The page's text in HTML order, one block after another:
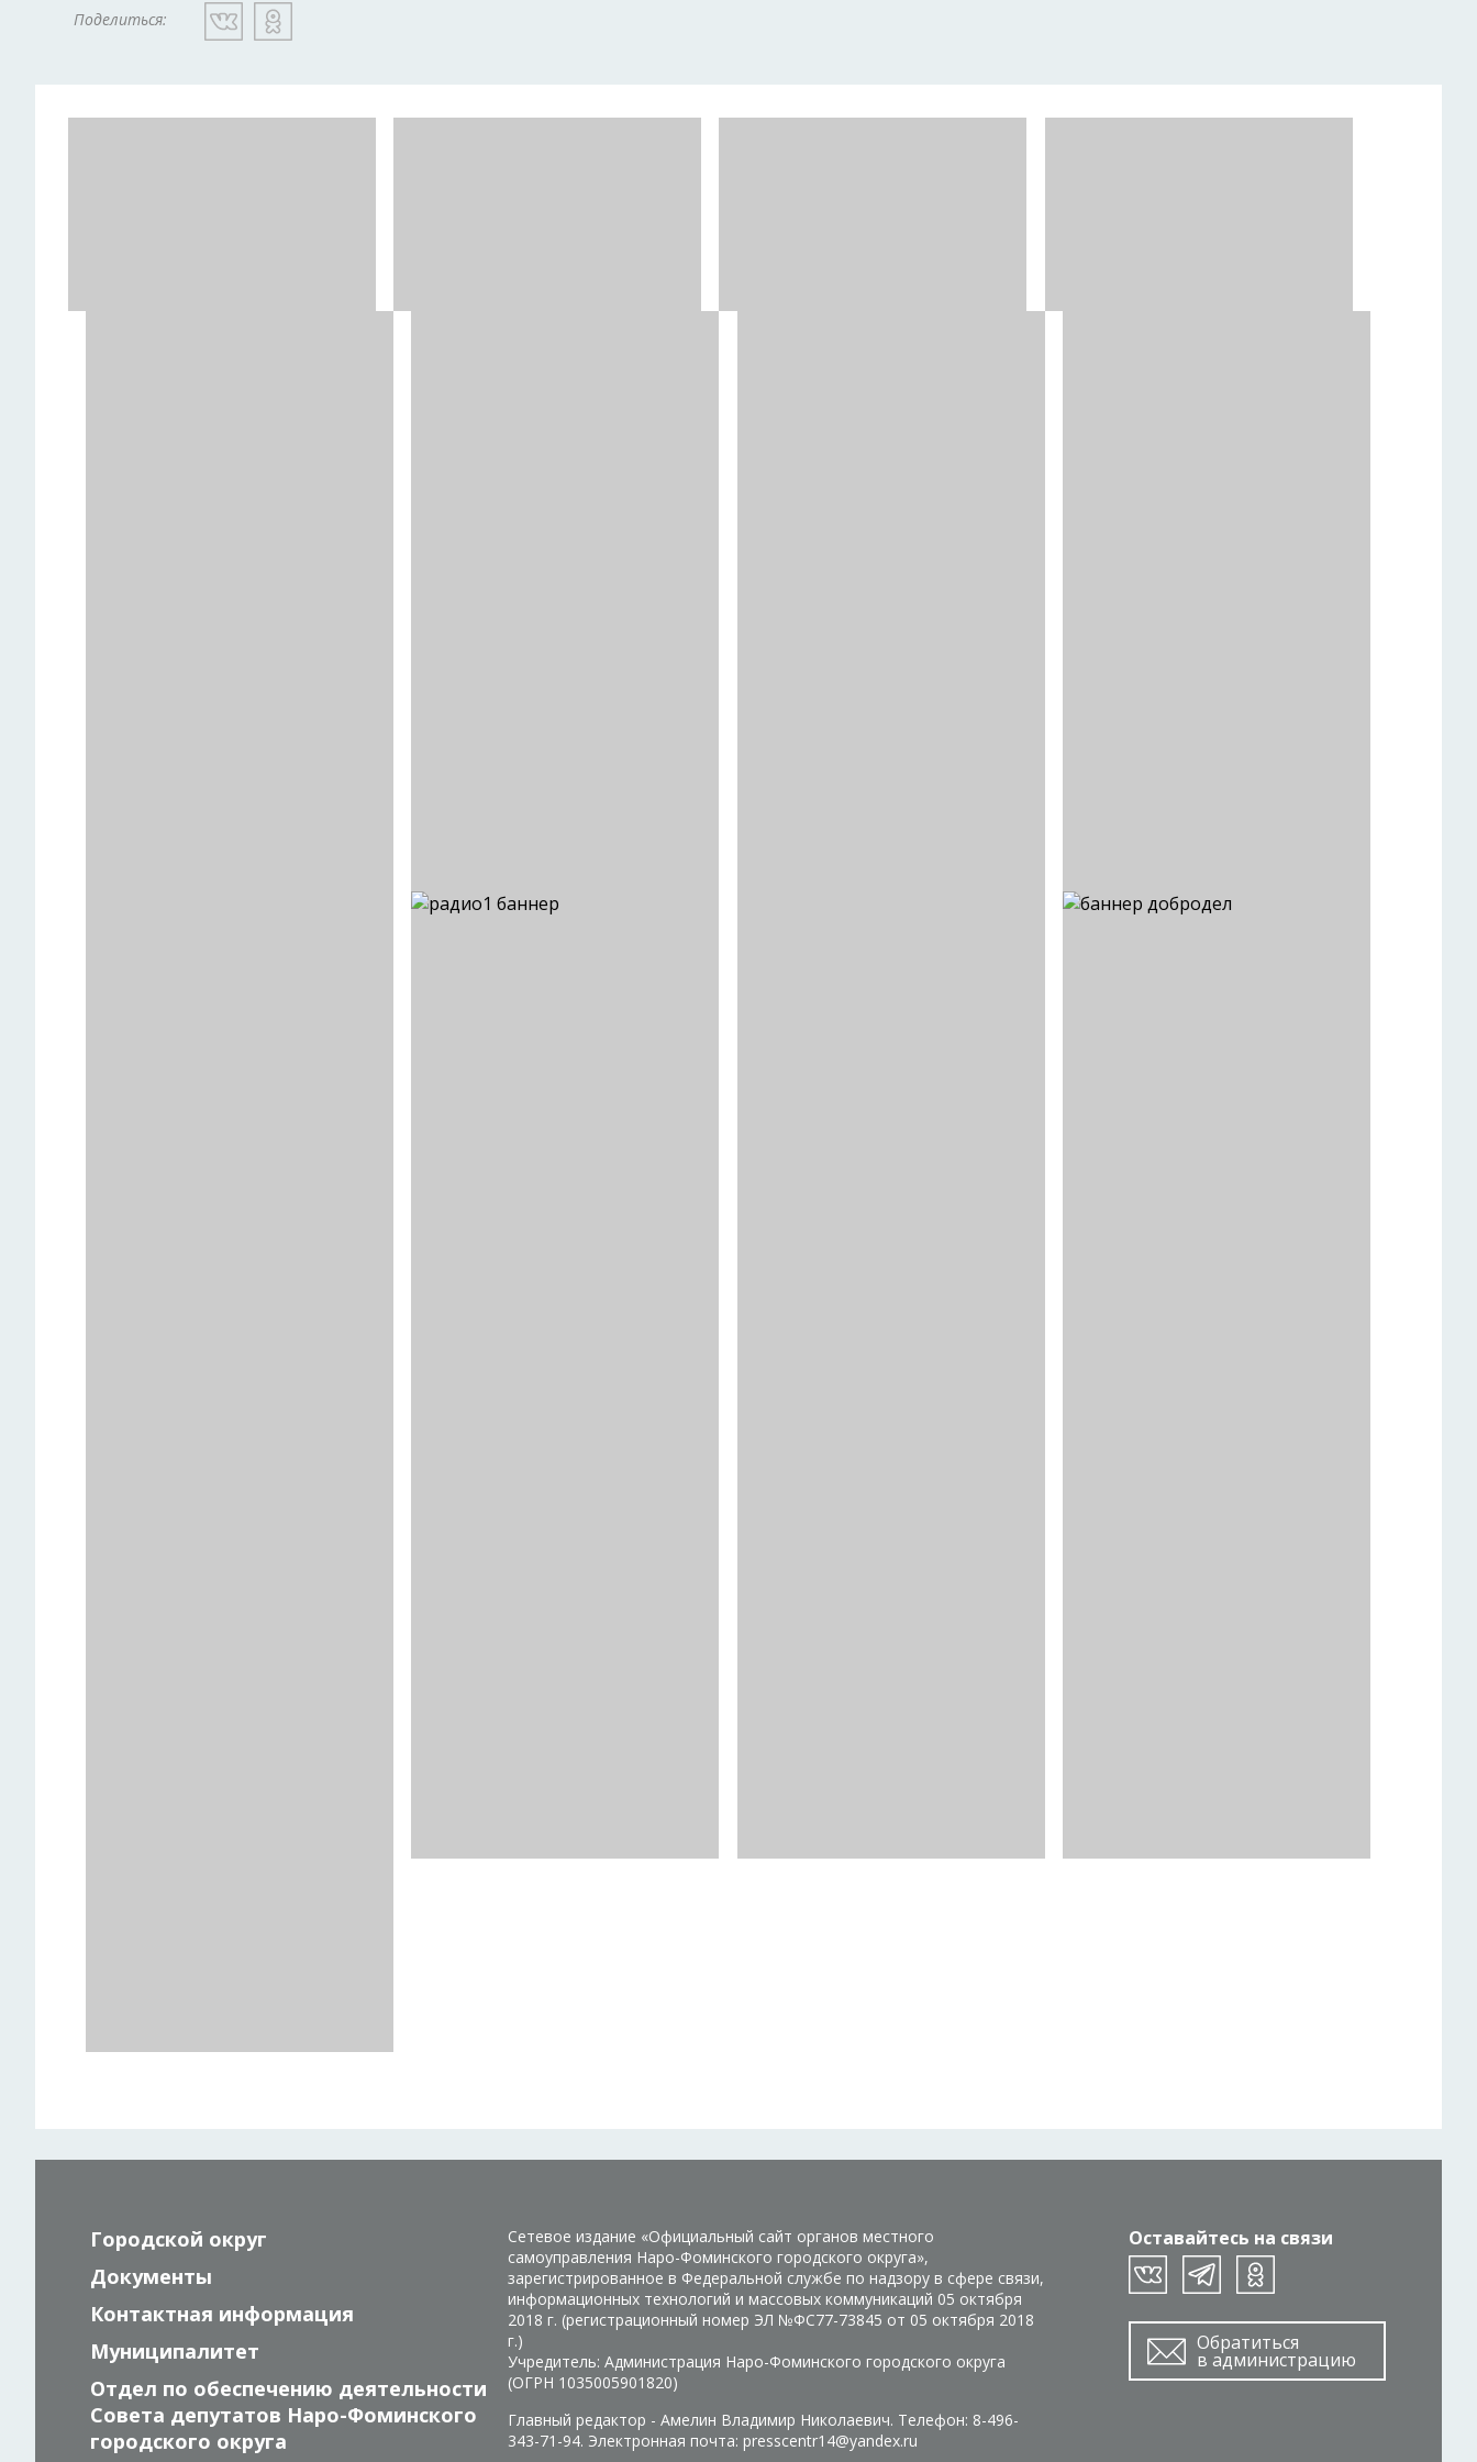
Поделиться:
Оставайтесь на связи
Обратиться
в администрацию
Городской округ
Документы
Контактная информация
Муниципалитет
Отдел по обеспечению деятельности
Совета депутатов Наро-Фоминского
городского округа
Сетевое издание «Официальный сайт органов местного
самоуправления Наро-Фоминского городского округа»,
зарегистрированное в Федеральной службе по надзору в сфере связи,
информационных технологий и массовых коммуникаций 05 октября
2018 г. (регистрационный номер ЭЛ №ФС77-73845 от 05 октября 2018
г.)
Учредитель: Администрация Наро-Фоминского городского округа
(ОГРН 1035005901820)
Главный редактор - Амелин Владимир Николаевич. Телефон: 8-496-
343-71-94. Электронная почта: presscentr14@yandex.ru